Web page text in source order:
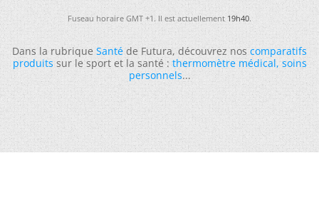
Fuseau horaire GMT +1. Il est actuellement19h40.
Dans la rubriqueSantéde Futura, découvrez noscomparatifs
produitssur le sport et la santé :thermomètre médical,soins
personnels...